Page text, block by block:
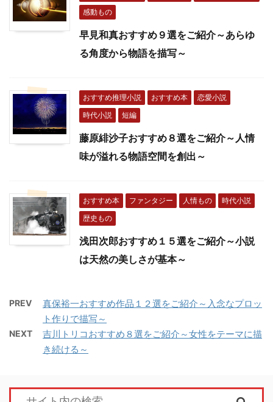
感動もの
早見和真おすすめ９選をご紹介～あらゆ
る角度から物語を描写～
おすすめ推理小説 おすすめ本
恋愛小説
時代小説
短編
藤原緋沙子おすすめ８選をご紹介～人情
味が溢れる物語空間を創出～
おすすめ本 ファンタジー 人情もの
時代小説
歴史もの
浅田次郎おすすめ１５選をご紹介～小説
は天然の美しさが基本～
PREV
真保裕一おすすめ作品１２選をご紹介～入念なプロッ
ト作りで描写～
NEXT
吉川トリコおすすめ８選をご紹介～女性をテーマに描
き続ける～